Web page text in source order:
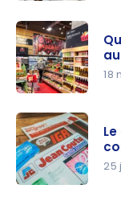
ons de
programm
es de
récompen
ses et de
cartes de
crédit
es de
fidélité à
l’épicerie :
Lequel
choisir
pour
maximiser
vos
épicerie
est la
moins
chère au
18
25